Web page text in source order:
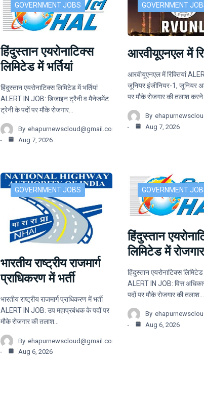
GOVERNMENT JOBS
हिंदुस्तान एयरोनाटिक्स
लिमिटेड में भर्तियां
हिंदुस्तान एयरोनाटिक्स लिमिटेड में भर्तियां
ALERT IN JOB: डिजाइन ट्रैनी व मैनेजमेंट
ट्रेनी के पदों पर मौके रोजगार…
By ehapurnewscloud@gmail.com
Aug 7, 2026
GOVERNMENT
आरवीयूएनएल में
आरवीयूएनएल में रिक्तियां
जूनियर इंजीनियर-1, जूनियर
पर मौके रोजगार की तलाश करने…
By
Aug 7, 2026
GOVERNMENT JOBS
भारतीय राष्ट्रीय राजमार्ग
प्राधिकरण में भर्ती
भारतीय राष्ट्रीय राजमार्ग प्राधिकरण में भर्ती
ALERT IN JOB: उप महाप्रबंधक के पदों पर
मौके रोजगार की तलाश…
By ehapurnewscloud@gmail.com
Aug 6, 2026
GOVERNMENT
हिंदुस्तान
लिमिटेड में रोजगार
हिंदुस्तान एयरोनाटिक्स
ALERT IN JOB: वित्त
पदों पर मौके रोजगार की तलाश…
By
Aug 6, 2026